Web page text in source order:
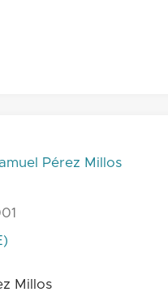
Pérez Millos
Millos